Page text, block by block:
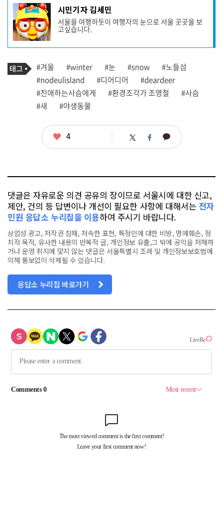
기
사
작
성
자
프
필
시민기자 김세민
서울을 여행하듯이 여행자의 눈으로 서울 곳곳을 보
고싶습니다.
기
사
관
련
태
그
태
그
#겨울 #winter #눈 #snow
#노들섬
#nodeulisland
#디어디어
#deardeer
#친애하는사슴에게
#환경조각가 조영철
#사슴
#새
#야생동물
좋
4 트 페 카
댓글은 자유로운 의견 공유의 장이므로 서울시에 대한 신고,
제안, 건의 등 답변이나 개선이 필요한 사항에 대해서는 전자
민원 응답소 누리집을 이용하여 주시기 바랍니다.
상업성 광고, 저작권 침해, 저속한 표현, 특정인에 대한 비방, 명예훼손, 정
치적 목적, 유사한 내용의 반복적 글, 개인정보 유출,그 밖에 공익을 저해하
거나 운영 취지에 맞지 않는 댓글은 서울특별시 조례 및 개인정보보호법에
의해 통보없이 삭제될 수 있습니다.
응답소 누리집 바로가기